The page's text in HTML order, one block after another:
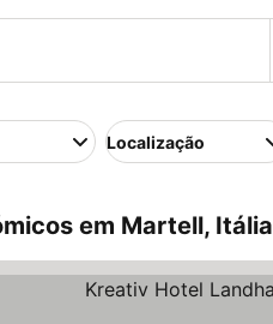
Localização
em Martell, Itália